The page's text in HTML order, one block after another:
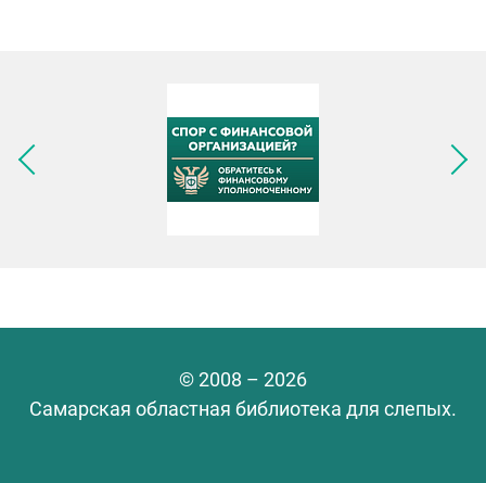
Следующее изображение
© 2008 – 2026
Самарская областная библиотека для слепых.